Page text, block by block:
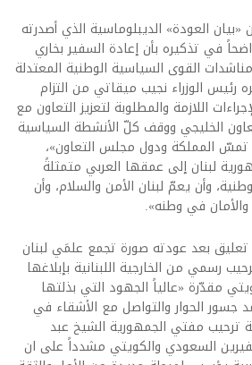
العودة» الديبلوماسية الذي أصدرته
في تذكيره بأن إعادة السفير بخاري
القوى السياسية الوطنية المعتدلة
رئيس الوزراء نجيب ميقاتي من التزام
اللازمة والمطلوبة لتعزيز التعاون مع
الخليجي ووقف كلّ الأنشطة السياسية
تمسّ المملكة ودول مجلس التعاون»،
لبنان إلى عمقها العربي متمثلةً
وأن يعمّ لبنان الأمن والسلام، وأن
في وطنه».
بعد عودته صورة تجمع علمَي لبنان
رسمي من الخارجية اللبنانية بإبلاغها
مقدّرة «عالياً الجهود التي بذلتها
جسور الحوار والتواصل مع الأشقاء في
ترحيب مفتي الجمهورية الشيخ عبد
السعودي والكويتي مشدداً على ان